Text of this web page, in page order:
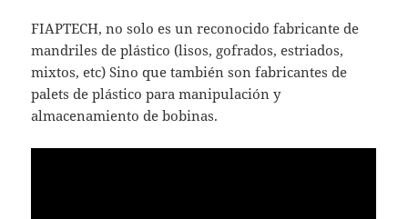
FIAPTECH, no solo es un reconocido fabricante de
mandriles de plástico (lisos, gofrados, estriados,
mixtos, etc) Sino que también son fabricantes de
palets de plástico para manipulación y
almacenamiento de bobinas.